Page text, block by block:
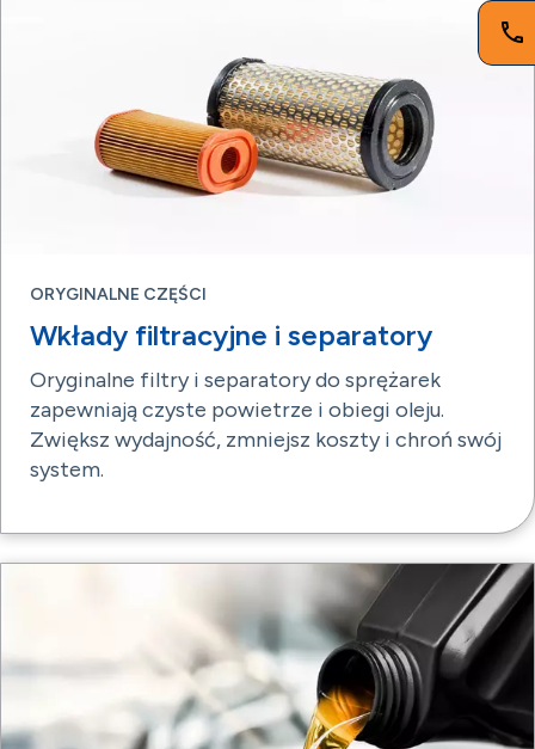
ORYGINALNE CZĘŚCI
Wkłady filtracyjne i separatory
Oryginalne filtry i separatory do sprężarek
zapewniają czyste powietrze i obiegi oleju.
Zwiększ wydajność, zmniejsz koszty i chroń swój
system.